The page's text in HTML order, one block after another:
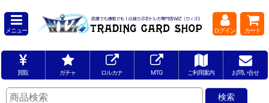
メニュー ログイン カート
買取 ガチャ ロルカナ MTG ご利用案内 お問い合せ